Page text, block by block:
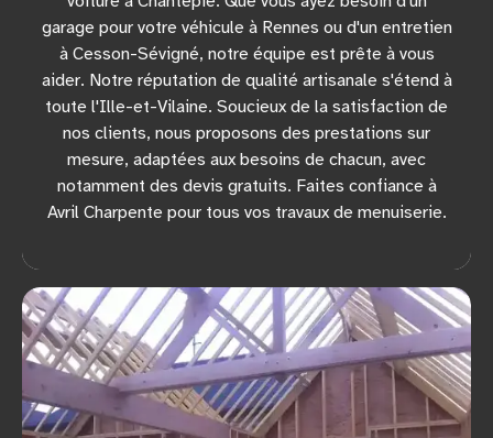
garage pour votre véhicule à Rennes ou d'un entretien
à Cesson-Sévigné, notre équipe est prête à vous
aider. Notre réputation de qualité artisanale s'étend à
toute l'Ille-et-Vilaine. Soucieux de la satisfaction de
nos clients, nous proposons des prestations sur
mesure, adaptées aux besoins de chacun, avec
notamment des devis gratuits. Faites confiance à
Avril Charpente pour tous vos travaux de menuiserie.